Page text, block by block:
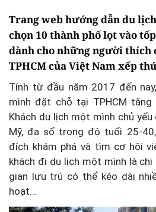
Trang web hướng dẫn du
chọn 10 thành phố lọt vào
dành cho những người
TPHCM của Việt Nam xếp
Tính từ đầu năm 2017 đến
mình đặt chỗ tại TPHCM tăng
Khách du lịch một mình chủ
Mỹ, đa số trong độ tuổi 25-
đích khám phá và tìm cơ hội
khách đi du lịch một mình là
gian lưu trú có thể kéo dài
hoạt…